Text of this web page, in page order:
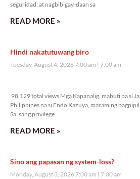
seguridad, at nagbibigay-daan sa
READ MORE »
Hindi nakatutuwang biro
Tuesday, August 4, 2026 7:00 am 7:00 am
98,129 total views Mga Kapanalig, mabuti pa si
Philippines na si Endo Kazuya, maraming
Sa isang privilege
READ MORE »
Sino ang papasan ng system-loss?
Monday, August 3, 2026 7:00 am 7:00 am